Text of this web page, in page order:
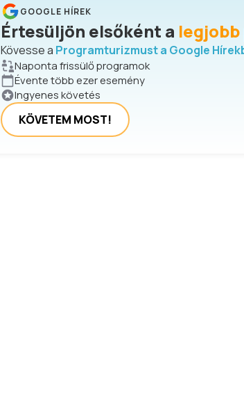
GOOGLE HÍREK
Értesüljön elsőként a
Kövesse a Programturizmust a Google
Naponta frissülő programok
Évente több ezer esemény
Ingyenes követés
KÖVETEM MOST!